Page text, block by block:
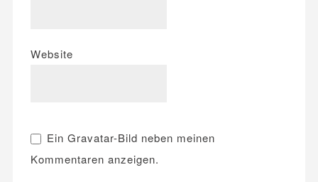
Website
Ein Gravatar-Bild neben meinen
Kommentaren anzeigen.